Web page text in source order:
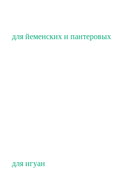
для йеменских и пантеровых
для игуан